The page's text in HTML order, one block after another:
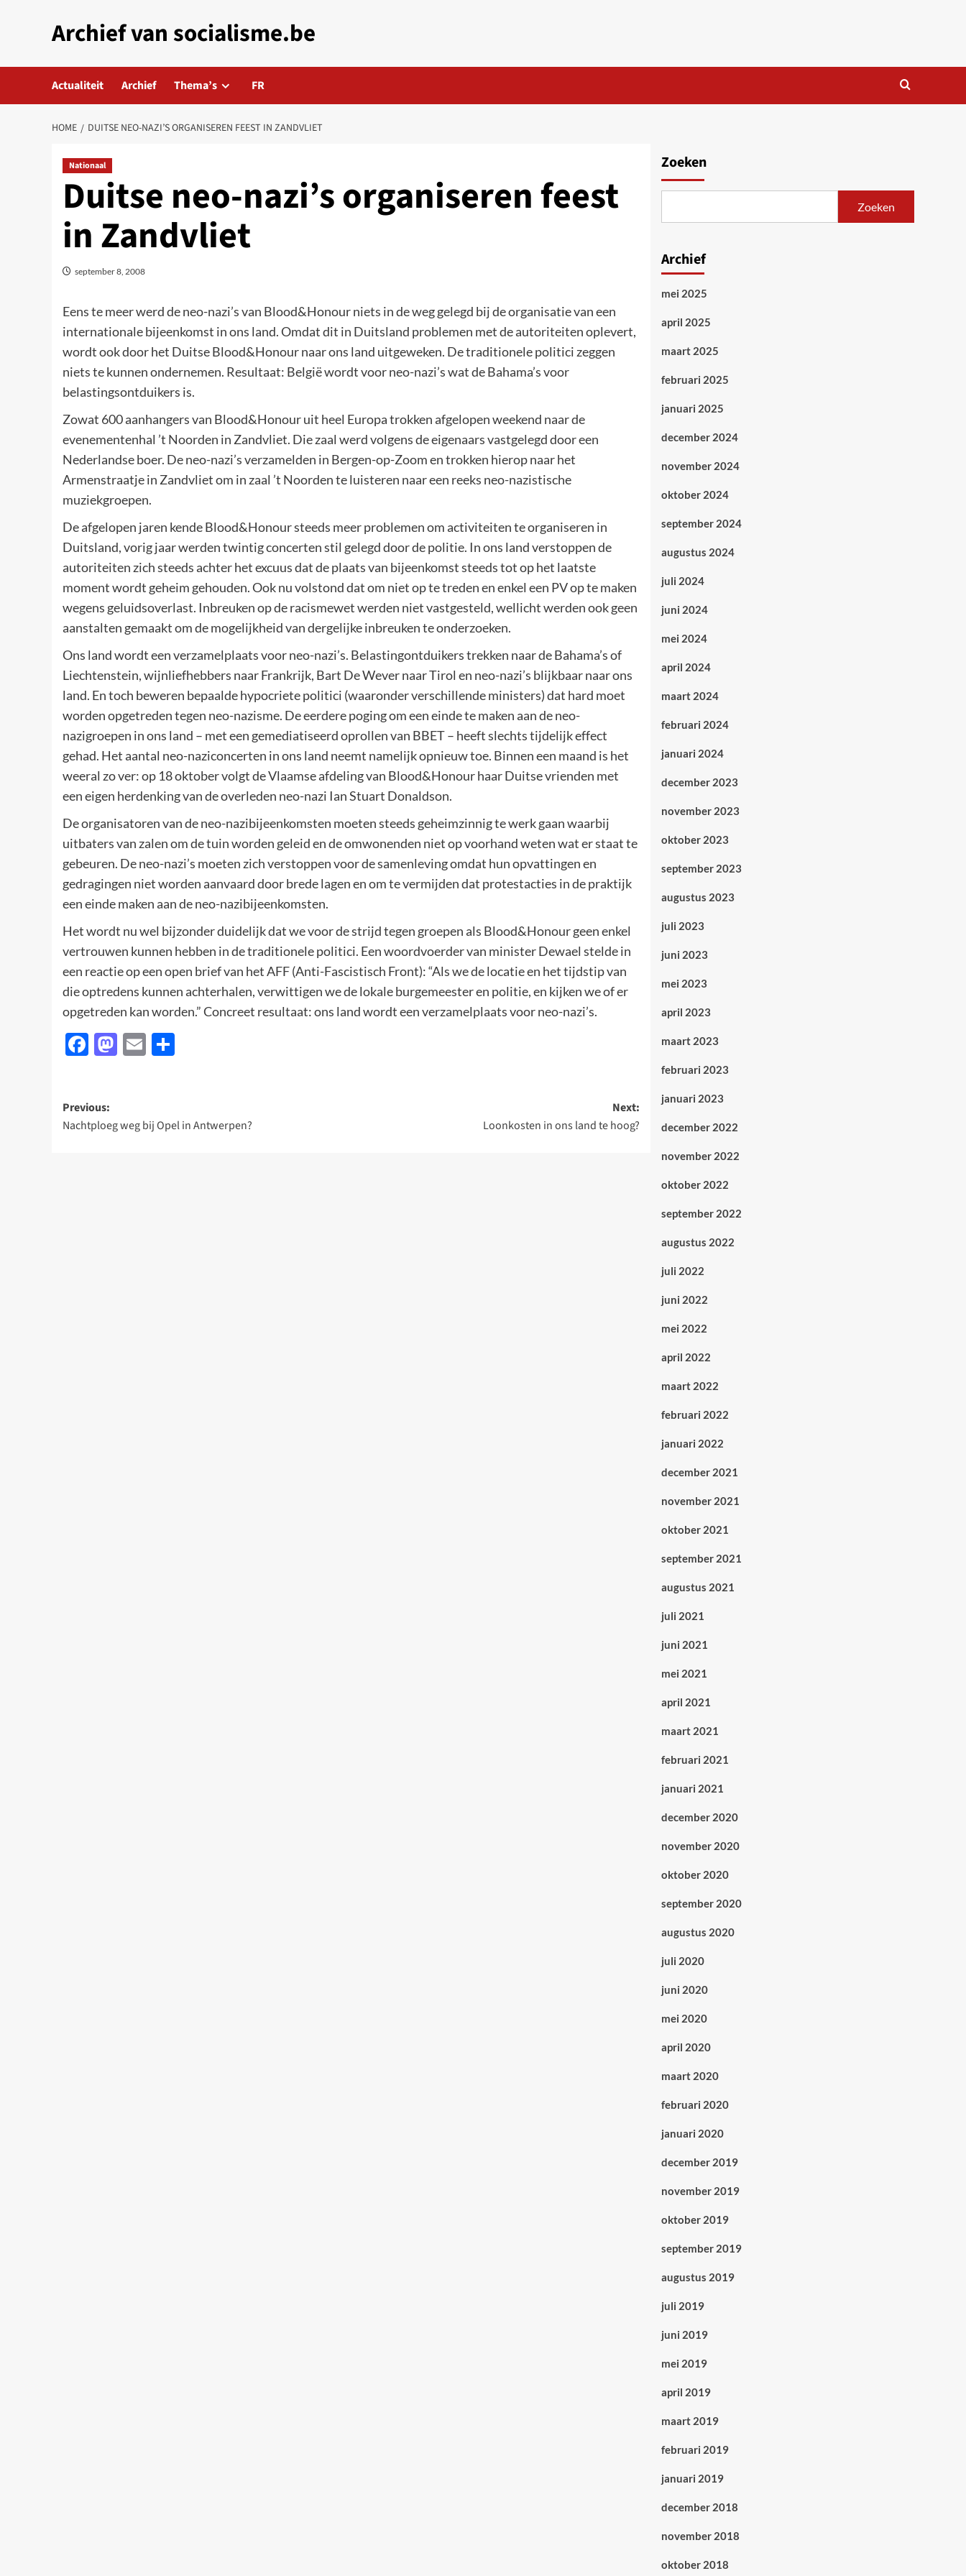
Archief van socialisme.be
Actualiteit Archief Thema’s FR
HOME DUITSE NEO-NAZI’S ORGANISEREN FEEST IN ZANDVLIET
Nationaal
Duitse neo-nazi’s organiseren feest
in Zandvliet
september 8, 2008
Eens te meer werd de neo-nazi’s van Blood&Honour niets in de weg gelegd bij de organisatie van een
internationale bijeenkomst in ons land. Omdat dit in Duitsland problemen met de autoriteiten oplevert,
wordt ook door het Duitse Blood&Honour naar ons land uitgeweken. De traditionele politici zeggen
niets te kunnen ondernemen. Resultaat: België wordt voor neo-nazi’s wat de Bahama’s voor
belastingsontduikers is.
Zowat 600 aanhangers van Blood&Honour uit heel Europa trokken afgelopen weekend naar de
evenementenhal ’t Noorden in Zandvliet. Die zaal werd volgens de eigenaars vastgelegd door een
Nederlandse boer. De neo-nazi’s verzamelden in Bergen-op-Zoom en trokken hierop naar het
Armenstraatje in Zandvliet om in zaal ’t Noorden te luisteren naar een reeks neo-nazistische
muziekgroepen.
De afgelopen jaren kende Blood&Honour steeds meer problemen om activiteiten te organiseren in
Duitsland, vorig jaar werden twintig concerten stil gelegd door de politie. In ons land verstoppen de
autoriteiten zich steeds achter het excuus dat de plaats van bijeenkomst steeds tot op het laatste
moment wordt geheim gehouden. Ook nu volstond dat om niet op te treden en enkel een PV op te maken
wegens geluidsoverlast. Inbreuken op de racismewet werden niet vastgesteld, wellicht werden ook geen
aanstalten gemaakt om de mogelijkheid van dergelijke inbreuken te onderzoeken.
Ons land wordt een verzamelplaats voor neo-nazi’s. Belastingontduikers trekken naar de Bahama’s of
Liechtenstein, wijnliefhebbers naar Frankrijk, Bart De Wever naar Tirol en neo-nazi’s blijkbaar naar ons
land. En toch beweren bepaalde hypocriete politici (waaronder verschillende ministers) dat hard moet
worden opgetreden tegen neo-nazisme. De eerdere poging om een einde te maken aan de neo-
nazigroepen in ons land – met een gemediatiseerd oprollen van BBET – heeft slechts tijdelijk effect
gehad. Het aantal neo-naziconcerten in ons land neemt namelijk opnieuw toe. Binnen een maand is het
weeral zo ver: op 18 oktober volgt de Vlaamse afdeling van Blood&Honour haar Duitse vrienden met
een eigen herdenking van de overleden neo-nazi Ian Stuart Donaldson.
De organisatoren van de neo-nazibijeenkomsten moeten steeds geheimzinnig te werk gaan waarbij
uitbaters van zalen om de tuin worden geleid en de omwonenden niet op voorhand weten wat er staat te
gebeuren. De neo-nazi’s moeten zich verstoppen voor de samenleving omdat hun opvattingen en
gedragingen niet worden aanvaard door brede lagen en om te vermijden dat protestacties in de praktijk
een einde maken aan de neo-nazibijeenkomsten.
Het wordt nu wel bijzonder duidelijk dat we voor de strijd tegen groepen als Blood&Honour geen enkel
vertrouwen kunnen hebben in de traditionele politici. Een woordvoerder van minister Dewael stelde in
een reactie op een open brief van het AFF (Anti-Fascistisch Front): “Als we de locatie en het tijdstip van
die optredens kunnen achterhalen, verwittigen we de lokale burgemeester en politie, en kijken we of er
opgetreden kan worden.” Concreet resultaat: ons land wordt een verzamelplaats voor neo-nazi’s.
Facebook
Mastodon
Email
Post
navigation
Previous:
Nachtploeg weg bij Opel in Antwerpen?
Next:
Loonkosten in ons land te hoog?
Zoeken
Zoeken
Archief
mei 2025
april 2025
maart 2025
februari 2025
januari 2025
december 2024
november 2024
oktober 2024
september 2024
augustus 2024
juli 2024
juni 2024
mei 2024
april 2024
maart 2024
februari 2024
januari 2024
december 2023
november 2023
oktober 2023
september 2023
augustus 2023
juli 2023
juni 2023
mei 2023
april 2023
maart 2023
februari 2023
januari 2023
december 2022
november 2022
oktober 2022
september 2022
augustus 2022
juli 2022
juni 2022
mei 2022
april 2022
maart 2022
februari 2022
januari 2022
december 2021
november 2021
oktober 2021
september 2021
augustus 2021
juli 2021
juni 2021
mei 2021
april 2021
maart 2021
februari 2021
januari 2021
december 2020
november 2020
oktober 2020
september 2020
augustus 2020
juli 2020
juni 2020
mei 2020
april 2020
maart 2020
februari 2020
januari 2020
december 2019
november 2019
oktober 2019
september 2019
augustus 2019
juli 2019
juni 2019
mei 2019
april 2019
maart 2019
februari 2019
januari 2019
december 2018
november 2018
oktober 2018